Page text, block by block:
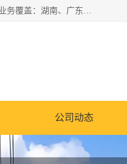
湖南业峻强夯基础工程有限公司是一家专业从事湖南强夯基础工程、强夯机租赁，地基处理的施工单位。业务覆盖：湖南、广东，江西等地。可承接1000KN.m-25000KN.m强夯（置换）工程。公司创始人是国内较早期从事强夯施工的建设者，经过多年的一步一个脚印的发展，在行业内具有较高的度和良好的口碑。
公司动态